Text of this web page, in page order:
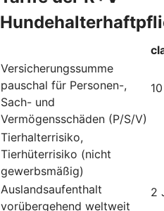
Versicherungssumme
pauschal für Personen-,
Sach- und
Vermögensschäden (P/S/V)
Tierhalterrisiko,
Tierhüterrisiko (nicht
gewerbsmäßig)
Auslandsaufenthalt
vorübergehend weltweit
2